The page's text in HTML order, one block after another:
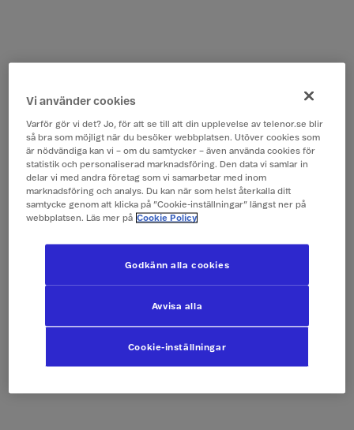
Vi använder cookies
Varför gör vi det? Jo, för att se till att din upplevelse av telenor.se blir
så bra som möjligt när du besöker webbplatsen. Utöver cookies som
är nödvändiga kan vi – om du samtycker – även använda cookies för
statistik och personaliserad marknadsföring. Den data vi samlar in
delar vi med andra företag som vi samarbetar med inom
marknadsföring och analys. Du kan när som helst återkalla ditt
samtycke genom att klicka på ”Cookie-inställningar” längst ner på
webbplatsen. Läs mer på Cookie Policy
Cookie-inställningar
Avvisa alla
Godkänn alla cookies